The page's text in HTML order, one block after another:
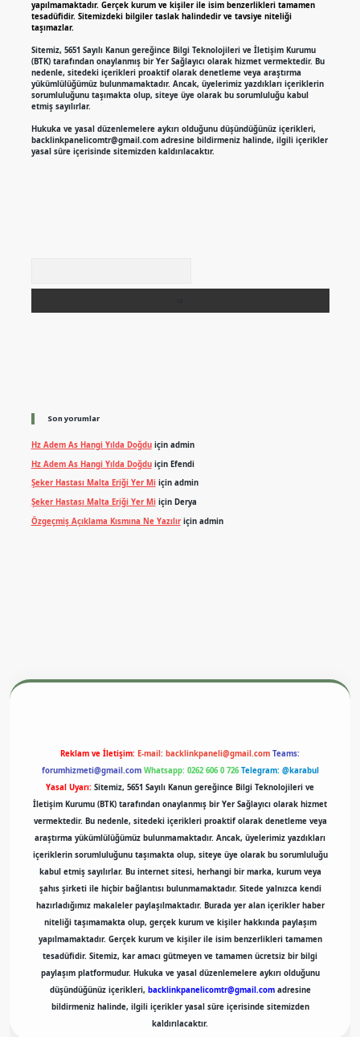
yapılmamaktadır. Gerçek kurum ve kişiler ile isim benzerlikleri tamamen
tesadüfidir. Sitemizdeki bilgiler taslak halindedir ve tavsiye niteliği
taşımazlar.
Sitemiz, 5651 Sayılı Kanun gereğince Bilgi Teknolojileri ve İletişim Kurumu
(BTK) tarafından onaylanmış bir Yer Sağlayıcı olarak hizmet vermektedir. Bu
nedenle, sitedeki içerikleri proaktif olarak denetleme veya araştırma
yükümlülüğümüz bulunmamaktadır. Ancak, üyelerimiz yazdıkları içeriklerin
sorumluluğunu taşımakta olup, siteye üye olarak bu sorumluluğu kabul
etmiş sayılırlar.
Hukuka ve yasal düzenlemelere aykırı olduğunu düşündüğünüz içerikleri,
backlinkpanelicomtr@gmail.comadresine bildirmeniz halinde, ilgili içerikler
yasal süre içerisinde sitemizden kaldırılacaktır.
Son yorumlar
Hz Adem As Hangi Yılda Doğduiçin admin
Hz Adem As Hangi Yılda Doğduiçin Efendi
Şeker Hastası Malta Eriği Yer Miiçin admin
Şeker Hastası Malta Eriği Yer Miiçin Derya
Özgeçmiş Açıklama Kısmına Ne Yazılıriçin admin
Reklam ve İletişim: E-mail: backlinkpaneli@gmail.com Teams:
forumhizmeti@gmail.com Whatsapp: 0262 606 0 726 Telegram: @karabul
Yasal Uyarı: Sitemiz, 5651 Sayılı Kanun gereğince Bilgi Teknolojileri ve
İletişim Kurumu (BTK) tarafından onaylanmış bir Yer Sağlayıcı olarak hizmet
vermektedir. Bu nedenle, sitedeki içerikleri proaktif olarak denetleme veya
araştırma yükümlülüğümüz bulunmamaktadır. Ancak, üyelerimiz yazdıkları
içeriklerin sorumluluğunu taşımakta olup, siteye üye olarak bu sorumluluğu
kabul etmiş sayılırlar. Bu internet sitesi, herhangi bir marka, kurum veya
şahıs şirketi ile hiçbir bağlantısı bulunmamaktadır. Sitede yalnızca kendi
hazırladığımız makaleler paylaşılmaktadır. Burada yer alan içerikler haber
niteliği taşımamakta olup, gerçek kurum ve kişiler hakkında paylaşım
yapılmamaktadır. Gerçek kurum ve kişiler ile isim benzerlikleri tamamen
tesadüfidir. Sitemiz, kar amacı gütmeyen ve tamamen ücretsiz bir bilgi
paylaşım platformudur. Hukuka ve yasal düzenlemelere aykırı olduğunu
düşündüğünüz içerikleri, backlinkpanelicomtr@gmail.comadresine
bildirmeniz halinde, ilgili içerikler yasal süre içerisinde sitemizden
kaldırılacaktır.